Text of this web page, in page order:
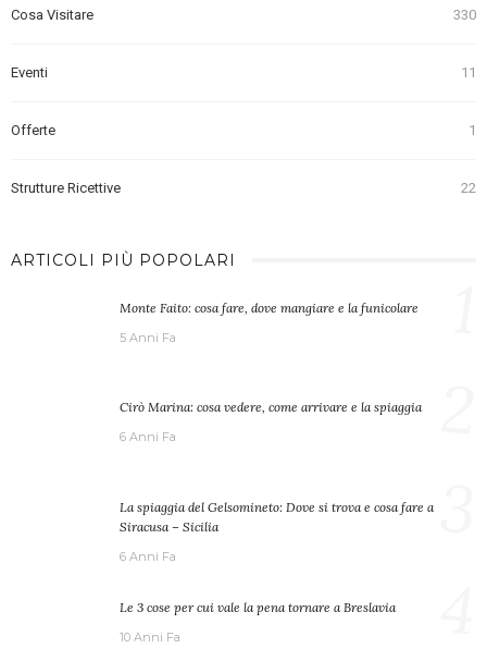
Cosa Visitare 330
Eventi 11
Offerte 1
Strutture Ricettive 22
ARTICOLI PIÙ POPOLARI
Monte Faito: cosa fare, dove mangiare e la funicolare
5 Anni Fa
Cirò Marina: cosa vedere, come arrivare e la spiaggia
6 Anni Fa
La spiaggia del Gelsomineto: Dove si trova e cosa fare a
Siracusa – Sicilia
6 Anni Fa
Le 3 cose per cui vale la pena tornare a Breslavia
10 Anni Fa